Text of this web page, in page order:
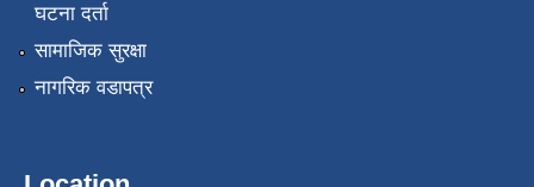
घटना दर्ता
सामाजिक सुरक्षा
नागरिक वडापत्र